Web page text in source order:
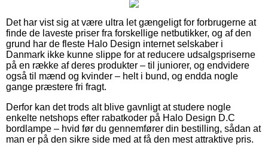
Det har vist sig at være ultra let gængeligt for forbrugerne at
finde de laveste priser fra forskellige netbutikker, og af den
grund har de fleste Halo Design internet selskaber i
Danmark ikke kunne slippe for at reducere udsalgspriserne
på en række af deres produkter – til juniorer, og endvidere
også til mænd og kvinder – helt i bund, og endda nogle
gange præstere fri fragt.
Derfor kan det trods alt blive gavnligt at studere nogle
enkelte netshops efter rabatkoder på Halo Design D.C
bordlampe – hvid før du gennemfører din bestilling, sådan at
man er på den sikre side med at få den mest attraktive pris.